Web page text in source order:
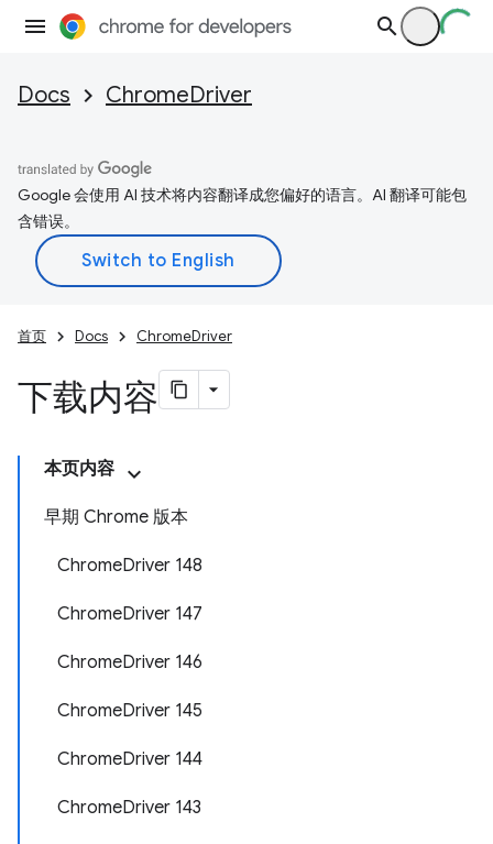
Docs ChromeDriver
Google 会使用 AI 技术将内容翻译成您偏好的语言。AI 翻译可能包
含错误。
首页 Docs ChromeDriver
下载内容
本页内容
早期 Chrome 版本
ChromeDriver 148
ChromeDriver 147
ChromeDriver 146
ChromeDriver 145
ChromeDriver 144
ChromeDriver 143